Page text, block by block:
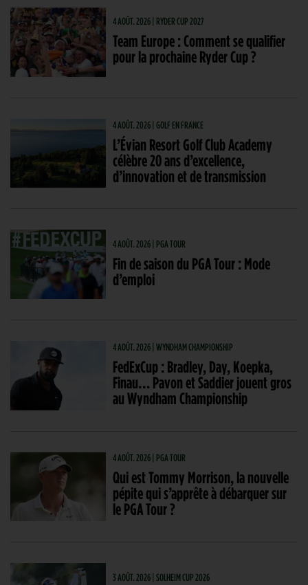
4 AOÛT. 2026 | RYDER CUP 2027
Team Europe : Comment se qualifier
pour la prochaine Ryder Cup ?
4 AOÛT. 2026 | GOLF EN FRANCE
L’Évian Resort Golf Club Academy
célèbre 20 ans d’excellence,
d’innovation et de transmission
4 AOÛT. 2026 | PGA TOUR
Fin de saison du PGA Tour : Mode
d’emploi
4 AOÛT. 2026 | WYNDHAM CHAMPIONSHIP
FedExCup : Bradley, Day, Koepka,
Finau… Pavon et Saddier jouent gros
au Wyndham Championship
4 AOÛT. 2026 | PGA TOUR
Qui est Tommy Morrison, la nouvelle
pépite qui s’apprête à débarquer sur
le PGA Tour ?
3 AOÛT. 2026 | SOLHEIM CUP 2026